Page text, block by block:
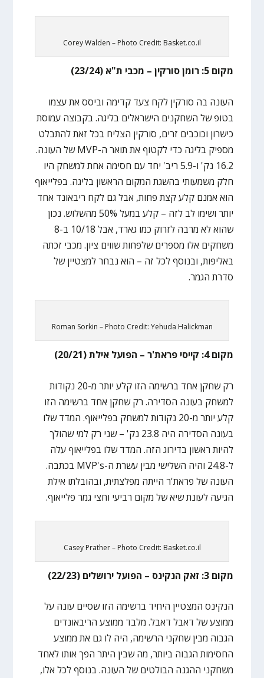
Corey Walden – Photo Credit: Basket.co.il
מקום 5: רומן סורקין – מכבי ת"א (23/24)
העונה בה סורקין לקח צעד קדימה וביסס את עצמו
בטופ של השחקנים הישראלים בליגה. בקבוצה עמוסת
כישרון וכוכבים זרים, סורקין הצליח בכל זאת להתבלט
מספיק בליגה כדי לקטוף את תואר ה-MVP של העונה.
16.2 נק' ו-5.9 ריב' יחד עם חסימה אחת למשחק היו
חלק משמעותי בהשגת המקום הראשון בליגה. בפלייאוף
הוא אמנם קלע קצת פחות, אבל גם לקח ריבאונד אחד
יותר ושימו לב לזה – קלע במעל 50% מהשלוש. נכון
שהוא לא מרבה לזרוק כמו גארד, אבל 10/18 ב-8
משחקים אלו מספרים שלפחות שווים ציון. מכבי זכתה
באליפות, ובנוסף לכל זה – הוא נבחר למצטיין של
סדרת הגמר.
Roman Sorkin – Photo Credit: Yehuda Halickman
מקום 4: קייסי פראת'ר – הפועל אילת (20/21)
רק שחקן אחד ברשימה הזו קלע יותר מ-20 נקודות
למשחק בעונה הסדירה. רק שחקן אחד ברשימה הזו
קלע יותר מ-20 נקודות למשחק בפלייאוף. המדד שלו
בעונה הסדירה היה 23.8 נק' – שני רק למי שהולך
להיות ראשון בדירוג הזה. המדד שלו בפלייאוף עלה
ל-24.8 והיה השלישי מבין עשרת ה-MVP's בכתבה.
העונה של פראת'ר הייתה מפלצתית, ובהובלתו אילת
הגיעה לעונת שיא של מקום רביעי וחצי גמר פלייאוף.
Casey Prather – Photo Credit: Basket.co.il
מקום 3: זאק הנקינס – הפועל ירושלים (22/23)
הנקינס המצטיין היחיד ברשימה הזו שסיים עונה על
ממוצע של דאבל דאבל. מלבד ממוצע הריבאונדים
הגבוה מבין שחקני הרשימה, היה לו גם את ממוצע
החסימות הגבוה ביותר, מה שבין היתר הפך אותו לאחד
משחקני ההגנה הבולטים של העונה. בנוסף לכל אלו,